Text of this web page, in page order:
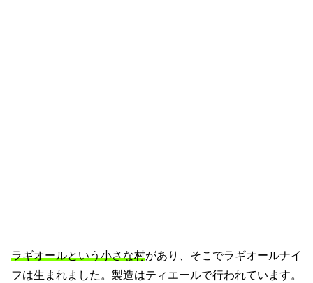
ラギオールという小さな村があり、そこでラギオールナイ
フは生まれました。製造はティエールで行われています。